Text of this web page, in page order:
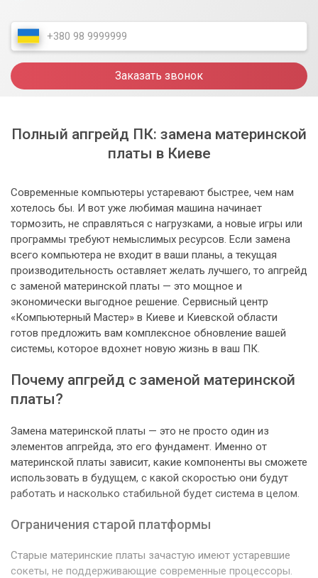
Заказать звонок
Полный апгрейд ПК: замена материнской
платы в Киеве
Современные компьютеры устаревают быстрее, чем нам
хотелось бы. И вот уже любимая машина начинает
тормозить, не справляться с нагрузками, а новые игры или
программы требуют немыслимых ресурсов. Если замена
всего компьютера не входит в ваши планы, а текущая
производительность оставляет желать лучшего, то апгрейд
с заменой материнской платы — это мощное и
экономически выгодное решение. Сервисный центр
«Компьютерный Мастер» в Киеве и Киевской области
готов предложить вам комплексное обновление вашей
системы, которое вдохнет новую жизнь в ваш ПК.
Почему апгрейд с заменой материнской
платы?
Замена материнской платы — это не просто один из
элементов апгрейда, это его фундамент. Именно от
материнской платы зависит, какие компоненты вы сможете
использовать в будущем, с какой скоростью они будут
работать и насколько стабильной будет система в целом.
Ограничения старой платформы
Старые материнские платы зачастую имеют устаревшие
сокеты, не поддерживающие современные процессоры.